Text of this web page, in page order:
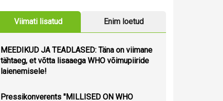
Viimati lisatud Enim loetud
MEEDIKUD JA TEADLASED: Täna on viimane
tähtaeg, et võtta lisaaega WHO võimupiiride
laienemisele!
Pressikonverents "MILLISED ON WHO